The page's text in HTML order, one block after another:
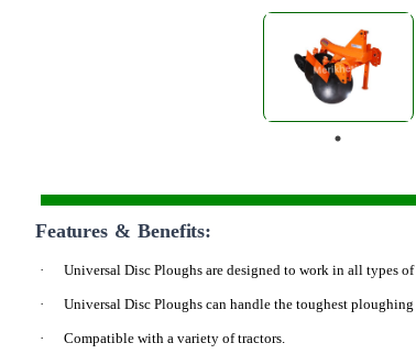
Features & Benefits:
· Universal Disc Ploughs are designed to work in all types
· Universal Disc Ploughs can handle the toughest ploughing
· Compatible with a variety of tractors.